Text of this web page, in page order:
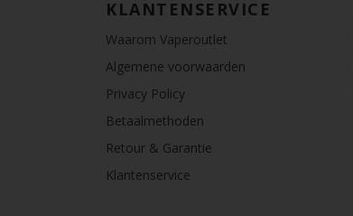
KLANTENSERVICE
Waarom Vaperoutlet
Algemene voorwaarden
Privacy Policy
Betaalmethoden
Retour & Garantie
Klantenservice